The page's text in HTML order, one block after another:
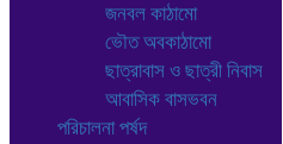
জনবল কাঠামো
ভৌত অবকাঠামো
ছাত্রাবাস ও ছাত্রী নিবাস
আবাসিক বাসভবন
পরিচালনা পর্ষদ